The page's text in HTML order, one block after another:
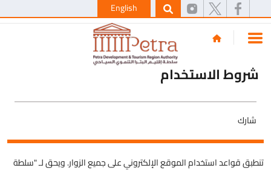
English
شروط الاستخدام
شارك
تنطبق قواعد استخدام الموقع الإلكتروني على جميع الزوار. ويحق لـ "سلطة